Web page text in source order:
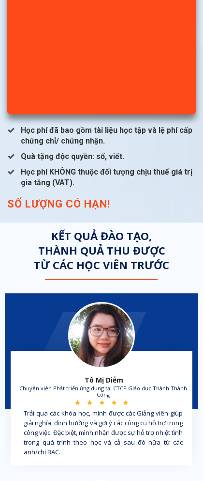
Học phí đã bao gồm tài liệu học tập và lệ phí cấp
chứng chỉ/ chứng nhận.
Quà tặng độc quyền: sổ, viết.
Học phí KHÔNG thuộc đối tượng chịu thuế giá trị
gia tăng (VAT).
SỐ LƯỢNG CÓ HẠN!
KẾT QUẢ ĐÀO TẠO,
THÀNH QUẢ THU ĐƯỢC
TỪ CÁC HỌC VIÊN TRƯỚC
Trải qua các khóa học, mình được các Giảng viên giúp
giải nghĩa, định hướng và gợi ý các công cụ hỗ trợ trong
công việc. Đặc biệt, mình nhận được sự hỗ trợ nhiệt tình
trong quá trình theo học và cả sau đó nữa từ các
anh/chị BAC.
Chuyên viên Phát triển ứng dụng tại CTCP Giáo dục Thành Thành
Công
Tô Mị Diễm